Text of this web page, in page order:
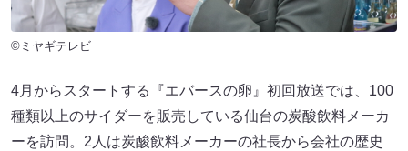
©ミヤギテレビ
4月からスタートする『エバースの卵』初回放送では、100
種類以上のサイダーを販売している仙台の炭酸飲料メーカ
ーを訪問。2人は炭酸飲料メーカーの社長から会社の歴史